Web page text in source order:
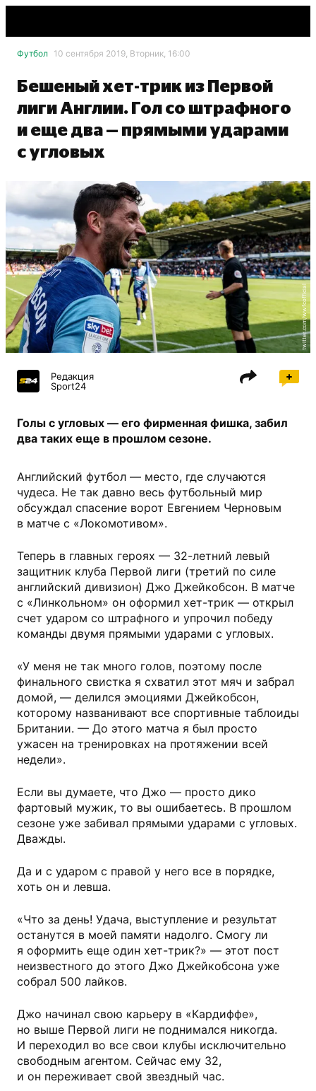
Футбол 10 сентября 2019, Вторник, 16:00
Бешеный хет-трик из Первой
лиги Англии. Гол со штрафного
и еще два — прямыми ударами
с угловых
twitter.com/wwfcofficial
Редакция
Sport24
Голы с угловых — его фирменная фишка, забил
два таких еще в прошлом сезоне.
Английский футбол — место, где случаются
чудеса. Не так давно весь футбольный мир
обсуждал спасение ворот Евгением Черновым
в матче с «Локомотивом».
Теперь в главных героях — 32-летний левый
защитник клуба Первой лиги (третий по силе
английский дивизион) Джо Джейкобсон. В матче
с «Линкольном» он оформил хет-трик — открыл
счет ударом со штрафного и упрочил победу
команды двумя прямыми ударами с угловых.
«У меня не так много голов, поэтому после
финального свистка я схватил этот мяч и забрал
домой, — делился эмоциями Джейкобсон,
которому названивают все спортивные таблоиды
Британии. — До этого матча я был просто
ужасен на тренировках на протяжении всей
недели».
Если вы думаете, что Джо — просто дико
фартовый мужик, то вы ошибаетесь. В прошлом
сезоне уже забивал прямыми ударами с угловых.
Дважды.
Да и с ударом с правой у него все в порядке,
хоть он и левша.
«Что за день! Удача, выступление и результат
останутся в моей памяти надолго. Смогу ли
я оформить еще один хет-трик?» — этот пост
неизвестного до этого Джо Джейкобсона уже
собрал 500 лайков.
Джо начинал свою карьеру в «Кардиффе»,
но выше Первой лиги не поднимался никогда.
И переходил во все свои клубы исключительно
свободным агентом. Сейчас ему 32,
и он переживает свой звездный час.